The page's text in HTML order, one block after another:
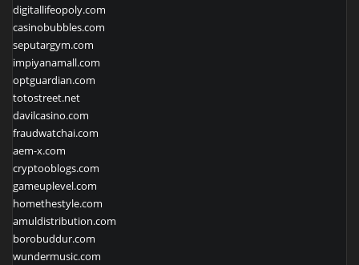
digitallifeopoly.com
casinobubbles.com
seputargym.com
impiyanamall.com
optguardian.com
totostreet.net
davilcasino.com
fraudwatchai.com
aem-x.com
cryptooblogs.com
gameuplevel.com
homethestyle.com
amuldistribution.com
borobuddur.com
wundermusic.com